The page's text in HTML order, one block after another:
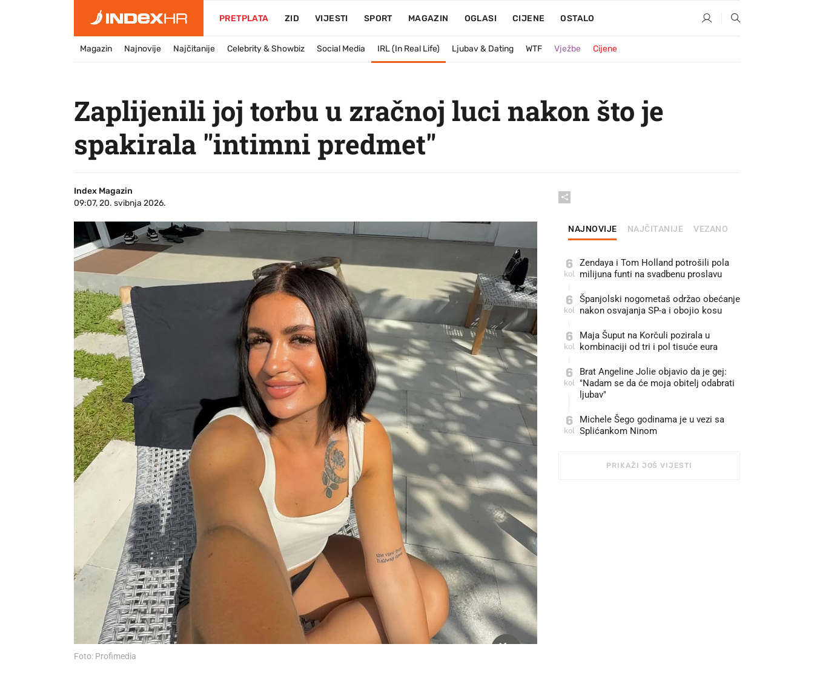
PRETPLATA ZID VIJESTI SPORT MAGAZIN OGLASI CIJENE OSTALO
Magazin Najnovije Najčitanije Celebrity & Showbiz Social Media IRL (In Real Life) Ljubav & Dating WTF Vježbe Cijene
Zaplijenili joj torbu u zračnoj luci nakon što je
spakirala "intimni predmet"
Index Magazin
09:07, 20. svibnja 2026.
Foto: Profimedia
NAJNOVIJE NAJČITANIJE VEZANO
6
kol
Zendaya i Tom Holland potrošili pola
milijuna funti na svadbenu proslavu
6
kol
Španjolski nogometaš održao obećanje
nakon osvajanja SP-a i obojio kosu
6
kol
Maja Šuput na Korčuli pozirala u
kombinaciji od tri i pol tisuće eura
6
kol
Brat Angeline Jolie objavio da je gej:
"Nadam se da će moja obitelj odabrati
ljubav"
6
kol
Michele Šego godinama je u vezi sa
Splićankom Ninom
PRIKAŽI JOŠ VIJESTI